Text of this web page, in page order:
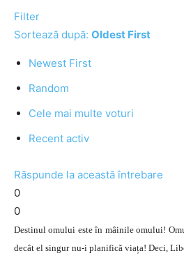
Filter
Sortează după: Oldest First
Newest First
Random
Cele mai multe voturi
Recent activ
Răspunde la această întrebare
0
0
Destinul omului este în mâinile omului!
decât el singur nu-i planifică viața! Deci,